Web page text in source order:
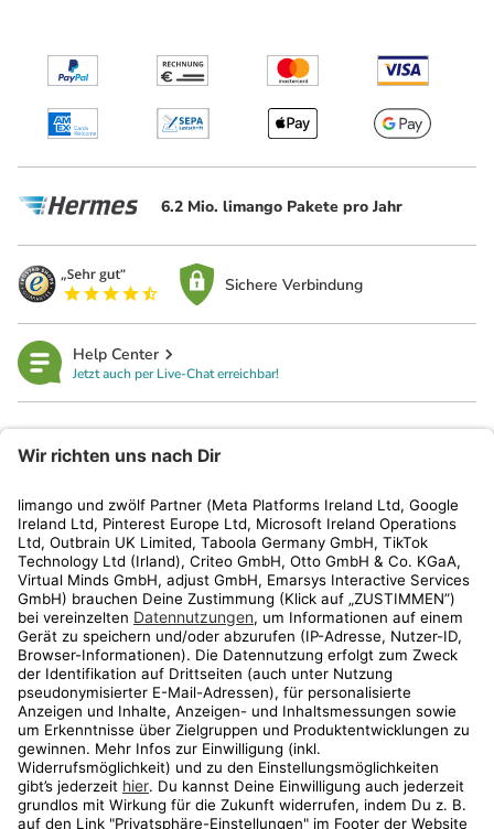
6.2 Mio. limango Pakete pro Jahr
Sichere Verbindung
Help Center
Jetzt auch per Live-Chat erreichbar!
Kundenservice
Shop
Aktionen
Travel